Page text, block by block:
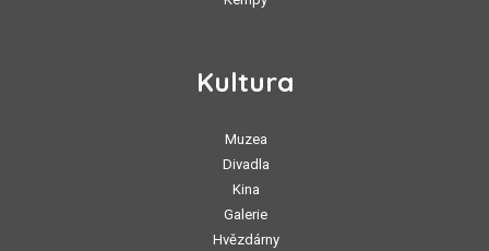
Kultura
Muzea
Divadla
Kina
Galerie
Hvězdárny